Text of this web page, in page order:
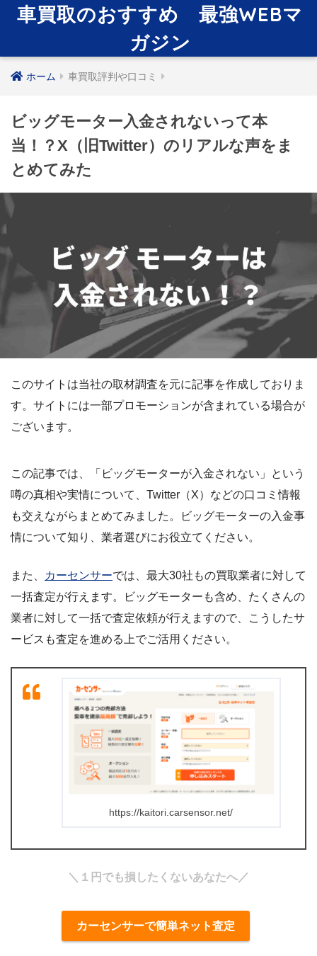
車買取のおすすめ 最強WEBマ
ガジン
ホーム 車買取評判や口コミ
ビッグモーター入金されないって本
当！？X（旧Twitter）のリアルな声をま
とめてみた
このサイトは当社の取材調査を元に記事を作成しておりま
す。サイトには一部プロモーションが含まれている場合が
ございます。
この記事では、「ビッグモーターが入金されない」という
噂の真相や実情について、Twitter（X）などの口コミ情報
も交えながらまとめてみました。ビッグモーターの入金事
情について知り、業者選びにお役立てください。
また、 カーセンサーでは、最大30社もの買取業者に対して
一括査定が行えます。ビッグモーターも含め、たくさんの
業者に対して一括で査定依頼が行えますので、こうしたサ
ービスも査定を進める上でご活用ください。
https://kaitori.carsensor.net/
＼１円でも損したくないあなたへ／
カーセンサーで簡単ネット査定